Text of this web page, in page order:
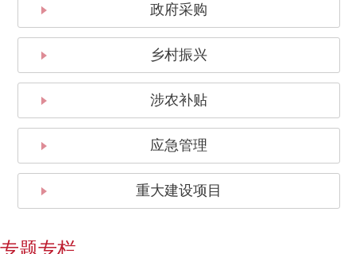
政府采购
乡村振兴
涉农补贴
应急管理
重大建设项目
专题专栏